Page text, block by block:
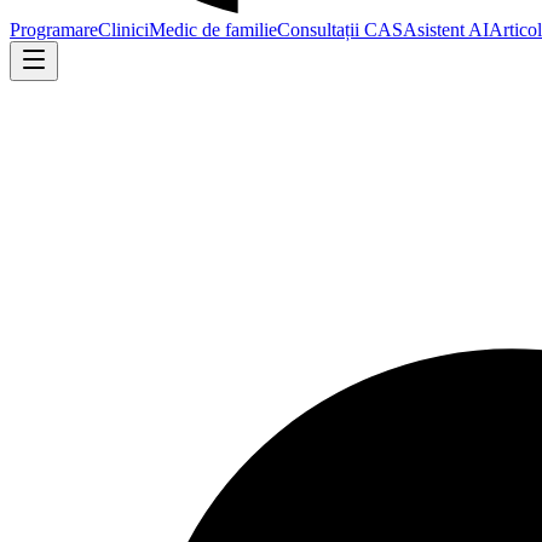
ProgramareCliniciMedic de familieConsultații CASAsistent AI